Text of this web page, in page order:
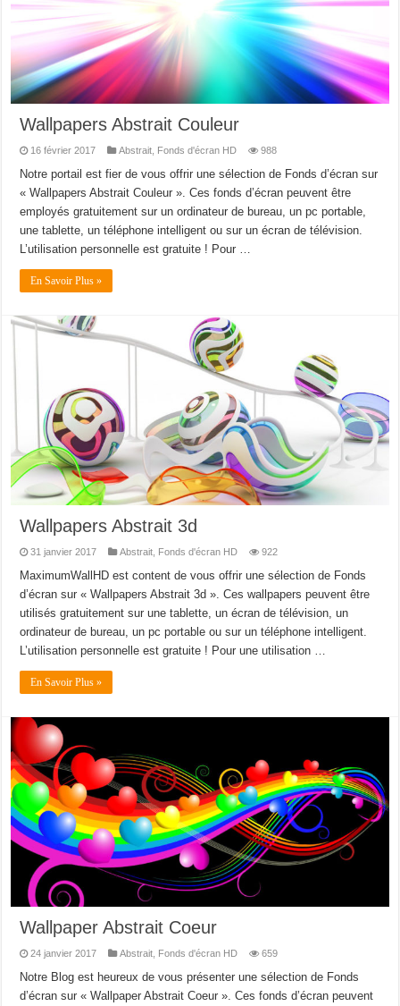
Wallpapers Abstrait Couleur
16 février 2017 Abstrait Fonds d'écran HD 988
Notre portail est fier de vous offrir une sélection de Fonds d’écran sur
« Wallpapers Abstrait Couleur ». Ces fonds d’écran peuvent être
employés gratuitement sur un ordinateur de bureau, un pc portable,
une tablette, un téléphone intelligent ou sur un écran de télévision.
L’utilisation personnelle est gratuite ! Pour …
En Savoir Plus »
Wallpapers Abstrait 3d
31 janvier 2017 Abstrait Fonds d'écran HD 922
MaximumWallHD est content de vous offrir une sélection de Fonds
d’écran sur « Wallpapers Abstrait 3d ». Ces wallpapers peuvent être
utilisés gratuitement sur une tablette, un écran de télévision, un
ordinateur de bureau, un pc portable ou sur un téléphone intelligent.
L’utilisation personnelle est gratuite ! Pour une utilisation …
En Savoir Plus »
Wallpaper Abstrait Coeur
24 janvier 2017 Abstrait Fonds d'écran HD 659
Notre Blog est heureux de vous présenter une sélection de Fonds
d’écran sur « Wallpaper Abstrait Coeur ». Ces fonds d’écran peuvent